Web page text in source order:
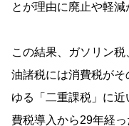
とが理由に廃止や軽減
この結果、ガソリン
油諸税には消費税が
ゆる「二重課税」に
費税導入から29年経